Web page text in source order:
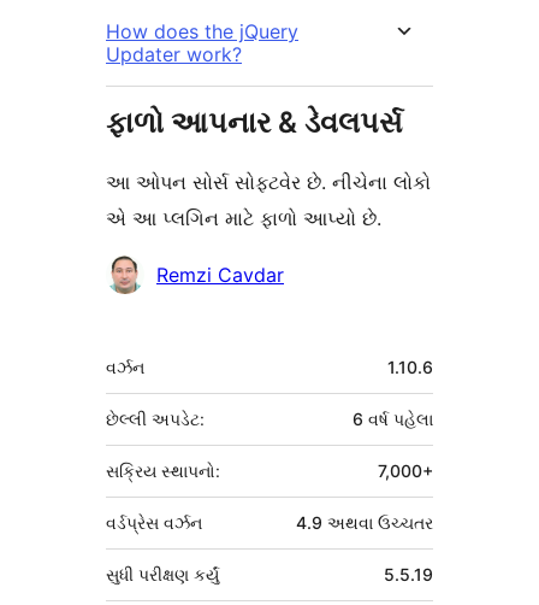
How does the jQuery
Updater work?
ફાળો આપનાર & ડેવલપર્સ
આ ઓપન સોર્સ સોફ્ટવેર છે. નીચેના લોકો
એ આ પ્લગિન માટે ફાળો આપ્યો છે.
ફાળો
Remzi Cavdar
મેટા
વર્ઝન 1.10.6
છેલ્લી અપડેટ: 6 વર્ષપહેલા
સક્રિય સ્થાપનો: 7,000+
વર્ડપ્રેસ વર્ઝન 4.9 અથવા ઉચ્ચતર
5.5.19
સુધી પરીક્ષણ કર્યું